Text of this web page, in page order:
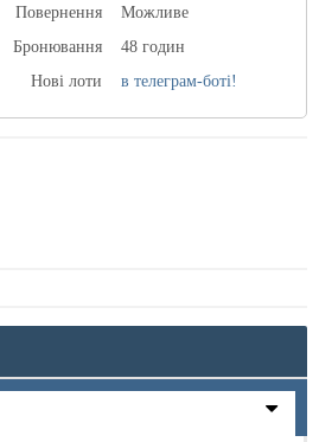
Повернення
Можливе
Бронювання
48 годин
Нові лоти
в телеграм-боті!